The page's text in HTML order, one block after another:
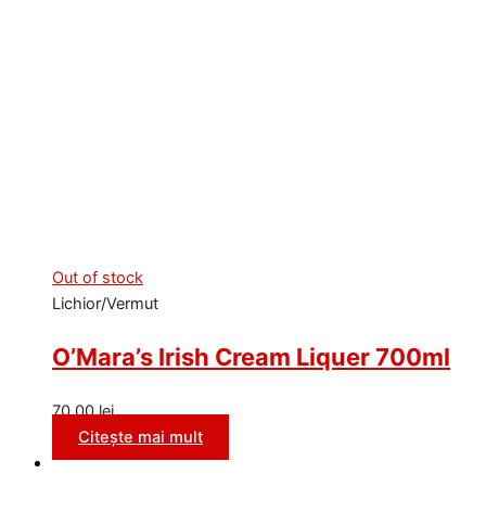
Out of stock
Lichior/Vermut
O’Mara’s Irish Cream Liquer 700ml
70,00lei
Citește mai mult